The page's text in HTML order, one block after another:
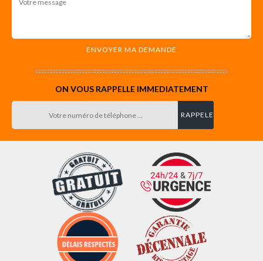
ON VOUS RAPPELLE IMMEDIATEMENT